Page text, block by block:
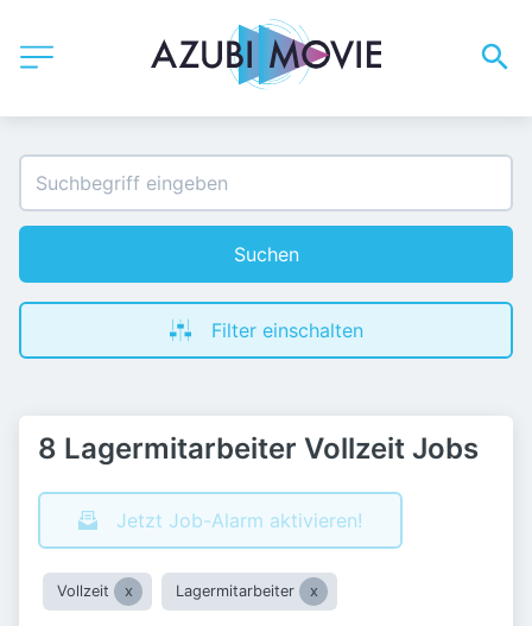
Suchen
Filter einschalten
8 Lagermitarbeiter Vollzeit Jobs
Jetzt Job-Alarm aktivieren!
Vollzeit Lagermitarbeiter